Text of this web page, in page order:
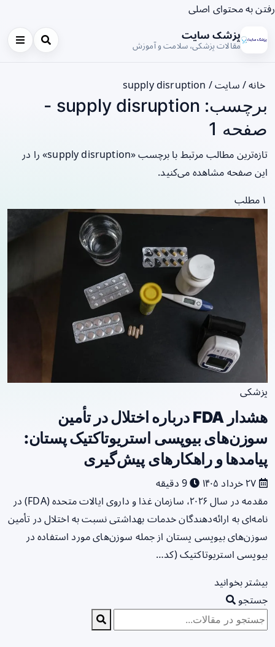
رفتن به محتوای اصلی
پزشک سایت
مقالات پزشکی، سلامت و آموزش
خانه/ سایت/
supply disruption
برچسب: supply disruption -
صفحه 1
تازه‌ترین مطالب مرتبط با برچسب «supply disruption» را در
این صفحه مشاهده می‌کنید.
۱ مطلب
پزشکی
هشدار FDA درباره اختلال در تأمین
سوزن‌های بیوپسی استریوتاکتیک پستان:
پیامدها و راهکارهای پیش‌گیری
9 دقیقه
مقدمه در سال ۲۰۲۶، سازمان غذا و داروی ایالات متحده (FDA) در
نامه‌ای به ارائه‌دهندگان خدمات بهداشتی نسبت به اختلال در تأمین
سوزن‌های بیوپسی پستان از جمله سوزن‌های مورد استفاده در
بیوپسی استریوتاکتیک (کد…
بیشتر بخوانید
جستجو